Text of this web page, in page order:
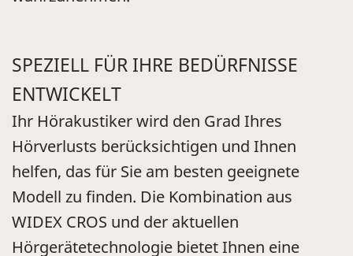
SPEZIELL FÜR IHRE BEDÜRFNISSE
ENTWICKELT
Ihr Hörakustiker wird den Grad Ihres
Hörverlusts berücksichtigen und Ihnen
helfen, das für Sie am besten geeignete
Modell zu finden. Die Kombination aus
WIDEX CROS und der aktuellen
Hörgerätetechnologie bietet Ihnen eine